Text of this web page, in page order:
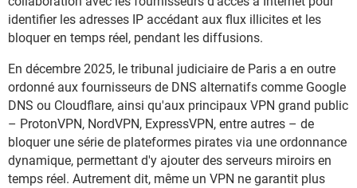
identifier les adresses IP accédant aux flux illicites et les
bloquer en temps réel, pendant les diffusions.
En décembre 2025, le tribunal judiciaire de Paris a en outre
ordonné aux fournisseurs de DNS alternatifs comme Google
DNS ou Cloudflare, ainsi qu'aux principaux VPN grand public
– ProtonVPN, NordVPN, ExpressVPN, entre autres – de
bloquer une série de plateformes pirates via une ordonnance
dynamique, permettant d'y ajouter des serveurs miroirs en
temps réel. Autrement dit, même un VPN ne garantit plus